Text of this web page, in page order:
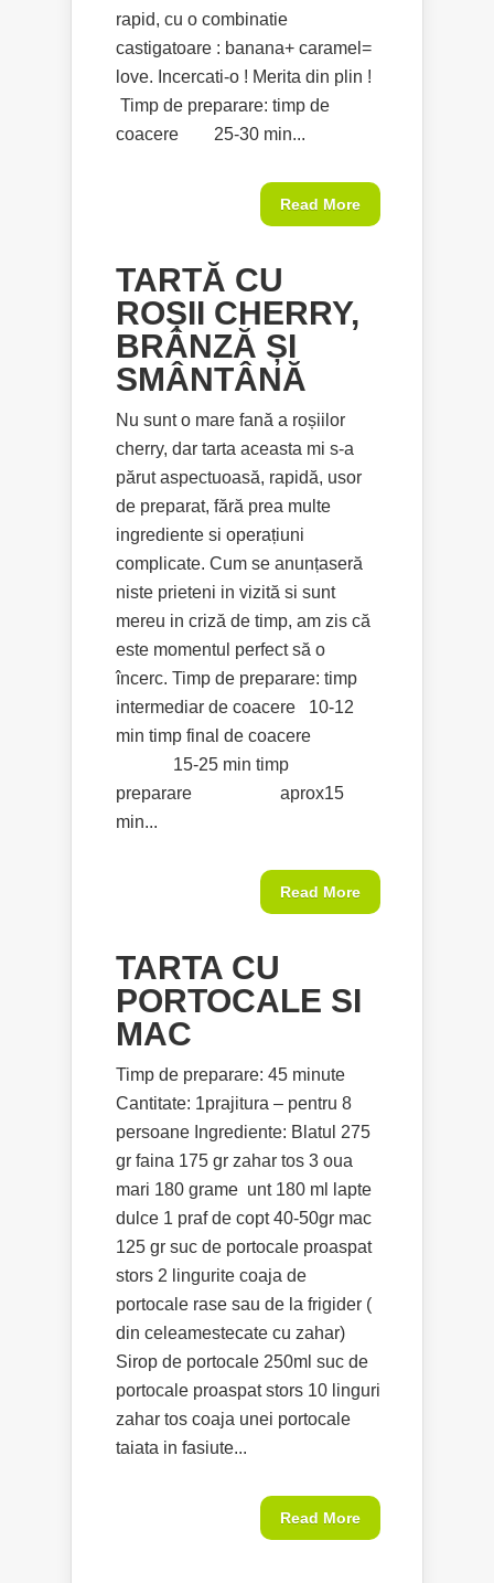
rapid, cu o combinatie
castigatoare : banana+ caramel=
love. Incercati-o ! Merita din plin !
Timp de preparare: timp de
coacere 25-30 min...
Read More
TARTĂ CU
ROȘII CHERRY,
BRÂNZĂ ȘI
SMÂNTÂNĂ
Nu sunt o mare fană a roșiilor
cherry, dar tarta aceasta mi s-a
părut aspectuoasă, rapidă, usor
de preparat, fără prea multe
ingrediente si operațiuni
complicate. Cum se anunțaseră
niste prieteni in vizită si sunt
mereu in criză de timp, am zis că
este momentul perfect să o
încerc. Timp de preparare: timp
intermediar de coacere 10-12
min timp final de coacere
15-25 min timp
preparare aprox15
min...
Read More
TARTA CU
PORTOCALE SI
MAC
Timp de preparare: 45 minute
Cantitate: 1prajitura – pentru 8
persoane Ingrediente: Blatul 275
gr faina 175 gr zahar tos 3 oua
mari 180 grame unt 180 ml lapte
dulce 1 praf de copt 40-50gr mac
125 gr suc de portocale proaspat
stors 2 lingurite coaja de
portocale rase sau de la frigider (
din celeamestecate cu zahar)
Sirop de portocale 250ml suc de
portocale proaspat stors 10 linguri
zahar tos coaja unei portocale
taiata in fasiute...
Read More